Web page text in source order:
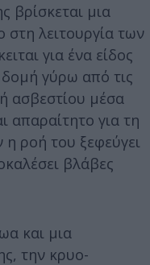
βρίσκεται μια
στη λειτουργία των
για ένα είδος
γύρω από τις
ασβεστίου μέσα
απαραίτητο για τη
ροή του ξεφεύγει
βλάβες
και μια
την κρυο-